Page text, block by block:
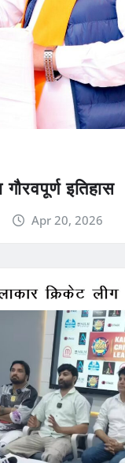
इतिहास
Apr 20, 2026